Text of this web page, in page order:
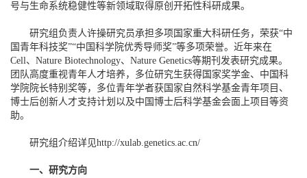
号与生命系统稳健性等新领域取得原创开拓性科研成果。
研究组负责人许操研究员承担多项国家重大科研任务，荣获“中
国青年科技奖”“中国科学院优秀导师奖”等多项荣誉。近年来在
Cell、Nature Biotechnology、Nature Genetics等期刊发表研究成果。
团队高度重视青年人才培养，多位研究生获得国家奖学金、中国科
学院院长特别奖等，多位青年学者获国家自然科学基金青年项目、
博士后创新人才支持计划以及中国博士后科学基金会面上项目等资
助。
研究组介绍详见http://xulab.genetics.ac.cn/
一、 研究方向